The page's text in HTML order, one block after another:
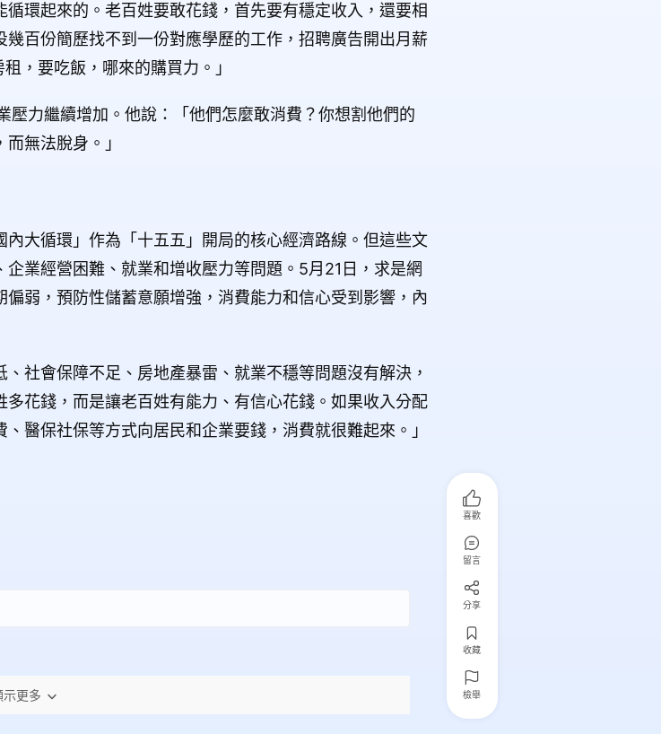
環起來的。老百姓要敢花錢，首先要有穩定收入，還要相
百份簡歷找不到一份對應學歷的工作，招聘廣告開出月薪
，要吃飯，哪來的購買力。」
力繼續增加。他說：「他們怎麼敢消費？你想割他們的
無法脫身。」
大循環」作為「十五五」開局的核心經濟路線。但這些文
業經營困難、就業和增收壓力等問題。5月21日，求是網
弱，預防性儲蓄意願增強，消費能力和信心受到影響，內
社會保障不足、房地產暴雷、就業不穩等問題沒有解決，
花錢，而是讓老百姓有能力、有信心花錢。如果收入分配
醫保社保等方式向居民和企業要錢，消費就很難起來。」
示更多
喜歡
留言
分享
收藏
檢舉